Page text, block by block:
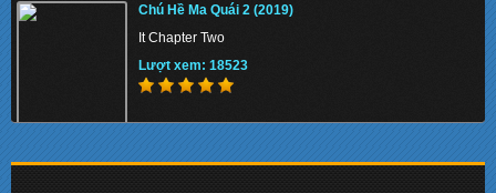
The Four 3 / Si Da Ming Bu 3
Lượt xem: 148970
Chú Hề Ma Quái 2 (2019)
It Chapter Two
Lượt xem: 18523